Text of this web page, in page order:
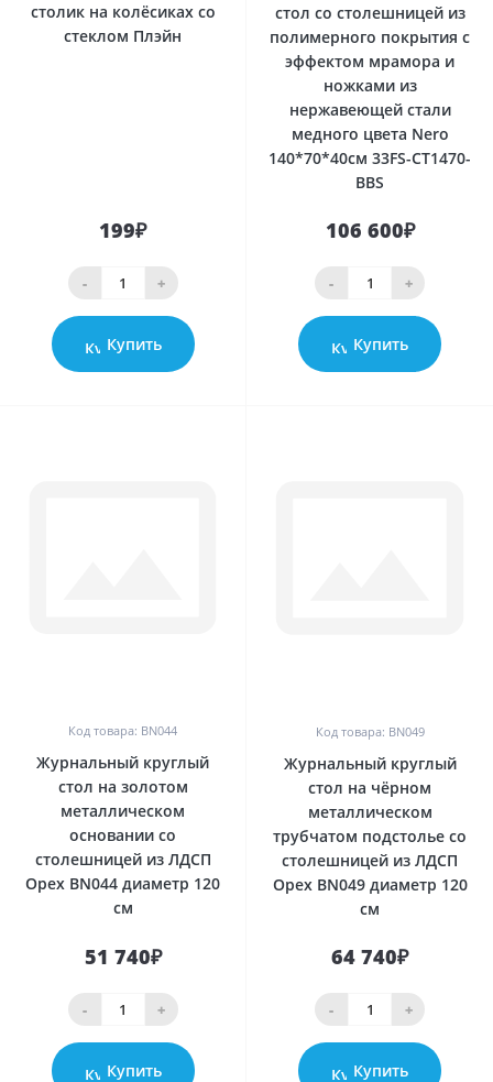
столик на колёсиках со
стеклом Плэйн
199₽
- +
Купить
стол со столешницей из
полимерного покрытия с
эффектом мрамора и
ножками из
нержавеющей стали
медного цвета Nero
140*70*40см 33FS-CT1470-
BBS
106 600₽
- +
Купить
Код товара: BN044
Журнальный круглый
стол на золотом
металлическом
основании со
столешницей из ЛДСП
Орех BN044 диаметр 120
см
51 740₽
- +
Купить
Код товара: BN049
Журнальный круглый
стол на чёрном
металлическом
трубчатом подстолье со
столешницей из ЛДСП
Орех BN049 диаметр 120
см
64 740₽
- +
Купить